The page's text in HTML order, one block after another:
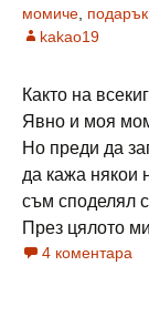
момиче подарък
kakao19
Както на
Явно и моя
Но преди да
да кажа някои
съм споделял
През цялото
4 коментара